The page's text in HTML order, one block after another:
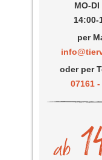
MO-DI
14:00-
per
oder per
07161